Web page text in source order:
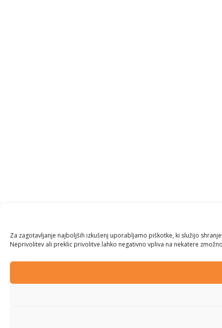
Za zagotavljanje najboljših izkušenj uporabljamo piškotke, ki služijo
Neprivolitev ali preklic privolitve lahko negativno vpliva na nekatere